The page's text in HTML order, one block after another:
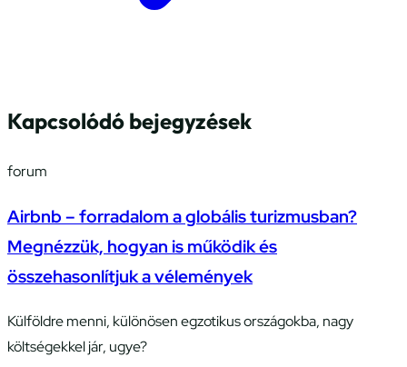
Kapcsolódó bejegyzések
forum
Airbnb – forradalom a globális turizmusban?
Megnézzük, hogyan is működik és
összehasonlítjuk a vélemények
Külföldre menni, különösen egzotikus országokba, nagy
költségekkel jár, ugye?